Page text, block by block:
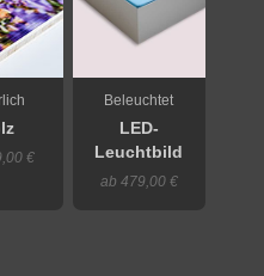
€
Beleuchtet
LED-
Leuchtbild
ab 479,00 €